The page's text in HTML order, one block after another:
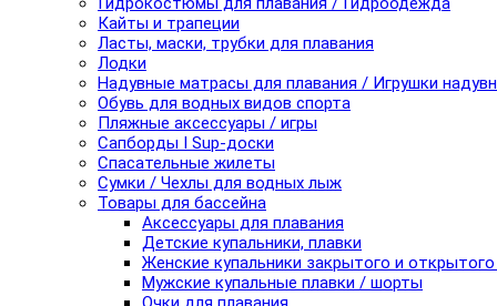
Кайты и трапеции
Ласты, маски, трубки для плавания
Лодки
Надувные матрасы для плавания / Игрушки
Обувь для водных видов спорта
Пляжные аксессуары / игры
Сапборды I Sup-доски
Спасательные жилеты
Сумки / Чехлы для водных лыж
Товары для бассейна
Аксессуары для плавания
Детские купальники, плавки
Женские купальники закрытого и
Мужские купальные плавки / шорты